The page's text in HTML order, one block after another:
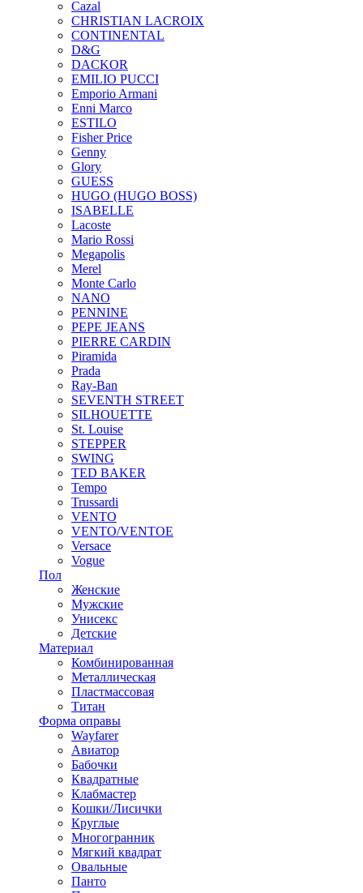
Cazal
CHRISTIAN LACROIX
CONTINENTAL
D&G
DACKOR
EMILIO PUCCI
Emporio Armani
Enni Marco
ESTILO
Fisher Price
Genny
Glory
GUESS
HUGO (HUGO BOSS)
ISABELLE
Lacoste
Mario Rossi
Megapolis
Merel
Monte Carlo
NANO
PENNINE
PEPE JEANS
PIERRE CARDIN
Piramida
Prada
Ray-Ban
SEVENTH STREET
SILHOUETTE
St. Louise
STEPPER
SWING
TED BAKER
Tempo
Trussardi
VENTO
VENTO/VENTOE
Versace
Vogue
Пол
Женские
Мужские
Унисекс
Детские
Материал
Комбинированная
Металлическая
Пластмассовая
Титан
Форма оправы
Wayfarer
Авиатор
Бабочки
Квадратные
Клабмастер
Кошки/Лисички
Круглые
Многогранник
Мягкий квадрат
Овальные
Панто